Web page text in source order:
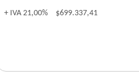
+ IVA21,00% $699.337,41